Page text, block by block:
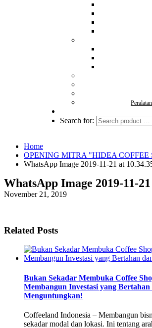
Search for:
Home
OPENING MITRA "HIDEA COFFEE
WhatsApp Image 2019-11-21 at
WhatsApp Image 2019-11-
November 21, 2019
Related Posts
Bukan Sekadar Membuka Coffee
Membangun Investasi yang Bertahan
Menguntungkan!
Coffeeland Indonesia – Membangun
sekadar modal dan lokasi. Ini tentang